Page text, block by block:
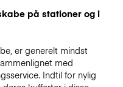
på stationer og i
er generelt mindst
med
Indtil for nylig